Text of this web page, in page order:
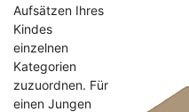
Aufsätzen Ihres
Kindes
einzelnen
Kategorien
zuzuordnen. Für
einen Jungen